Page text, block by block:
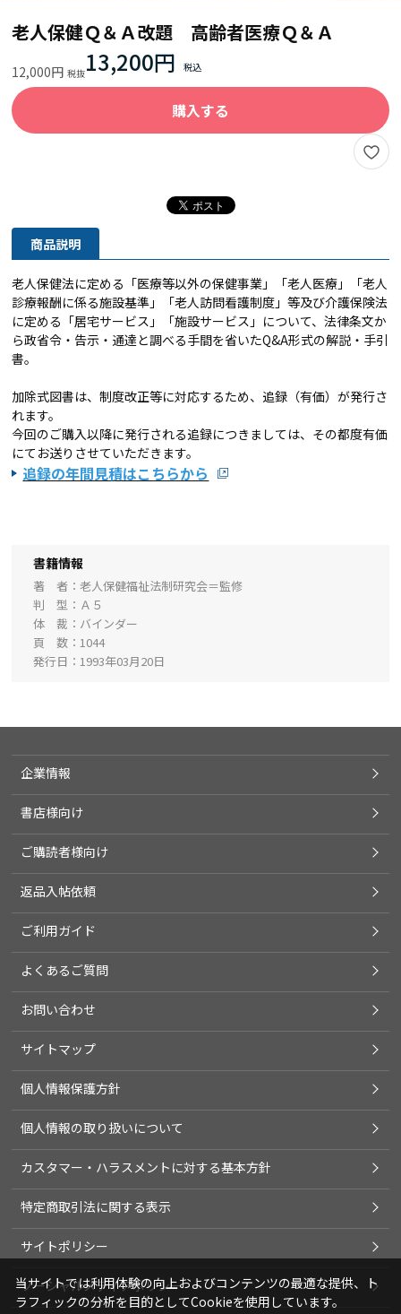
老人保健Ｑ＆Ａ改題 高齢者医療Ｑ＆Ａ
12,000円 13,200円
購入する
商品説明
老人保健法に定める「医療等以外の保健事業」「老人医療」「老人
診療報酬に係る施設基準」「老人訪問看護制度」等及び介護保険法
に定める「居宅サービス」「施設サービス」について、法律条文か
ら政省令・告示・通達と調べる手間を省いたQ&A形式の解説・手引
書。
加除式図書は、制度改正等に対応するため、追録（有価）が発行さ
れます。
今回のご購入以降に発行される追録につきましては、 その都度有価
にてお送りさせていただきます。
追録の年間見積はこちらから
書籍情報
著 者
老人保健福祉法制研究会＝監修
判 型
Ａ５
体 裁
バインダー
頁 数
1044
発行日
1993年03月20日
企業情報
書店様向け
ご購読者様向け
返品入帖依頼
ご利用ガイド
よくあるご質問
お問い合わせ
サイトマップ
個人情報保護方針
個人情報の取り扱いについて
カスタマー・ハラスメントに対する基本方針
特定商取引法に関する表示
サイトポリシー
ソーシャルメディアポリシー
当サイトでは利用体験の向上およびコンテンツの最適な提供、ト
ラフィックの分析を目的としてCookieを使用しています。